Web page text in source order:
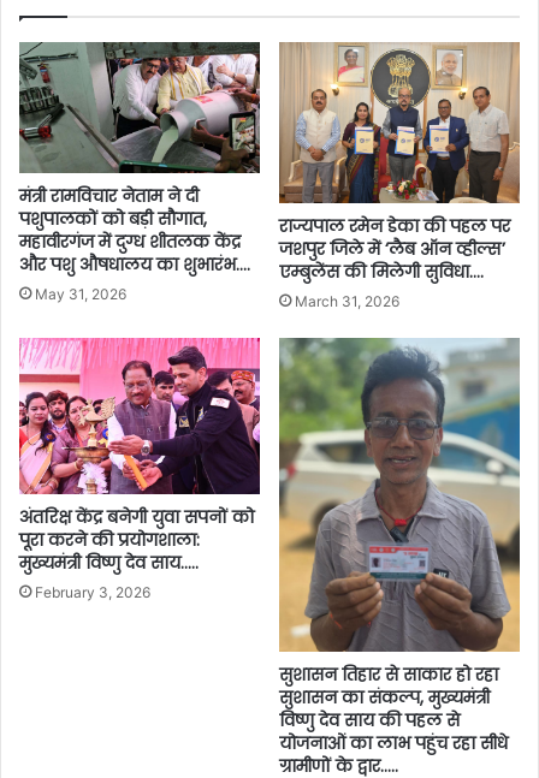
मंत्री रामविचार नेताम ने दी
पशुपालकों को बड़ी सौगात,
महावीरगंज में दुग्ध शीतलक केंद्र
और पशु औषधालय का शुभारंभ….
May 31, 2026
राज्यपाल रमेन डेका की पहल पर
जशपुर जिले में ‘लैब ऑन व्हील्स’
एम्बुलेंस की मिलेगी सुविधा….
March 31, 2026
अंतरिक्ष केंद्र बनेगी युवा सपनों को
पूरा करने की प्रयोगशाला:
मुख्यमंत्री विष्णु देव साय…..
February 3, 2026
सुशासन तिहार से साकार हो रहा
सुशासन का संकल्प, मुख्यमंत्री
विष्णु देव साय की पहल से
योजनाओं का लाभ पहुंच रहा सीधे
ग्रामीणों के द्वार…..